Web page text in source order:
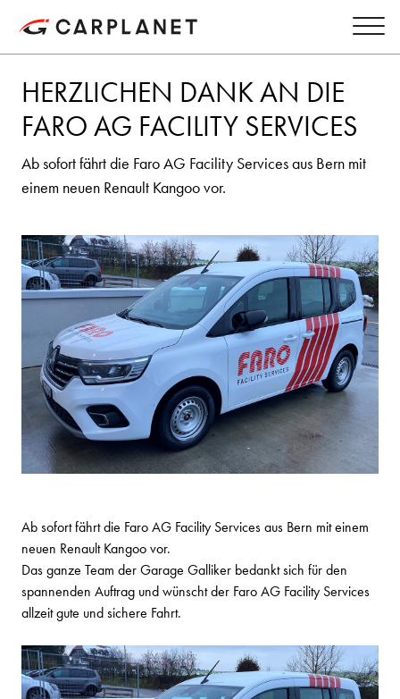
HERZLICHEN DANK AN DIE
FARO AG FACILITY SERVICES
Ab sofort fährt die Faro AG Facility Services aus Bern mit
einem neuen Renault Kangoo vor.
Ab sofort fährt die Faro AG Facility Services aus Bern mit einem
neuen Renault Kangoo vor.
Das ganze Team der Garage Galliker bedankt sich für den
spannenden Auftrag und wünscht der Faro AG Facility Services
allzeit gute und sichere Fahrt.